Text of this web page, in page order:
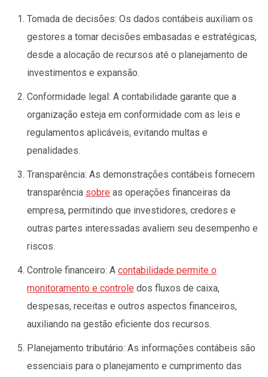
Tomada de decisões: Os dados contábeis auxiliam os
gestores a tomar decisões embasadas e estratégicas,
desde a alocação de recursos até o planejamento de
investimentos e expansão.
Conformidade legal: A contabilidade garante que a
organização esteja em conformidade com as leis e
regulamentos aplicáveis, evitando multas e
penalidades.
Transparência: As demonstrações contábeis fornecem
transparência sobre as operações financeiras da
empresa, permitindo que investidores, credores e
outras partes interessadas avaliem seu desempenho e
riscos.
Controle financeiro: A contabilidade permite o
monitoramento e controle dos fluxos de caixa,
despesas, receitas e outros aspectos financeiros,
auxiliando na gestão eficiente dos recursos.
Planejamento tributário: As informações contábeis são
essenciais para o planejamento e cumprimento das